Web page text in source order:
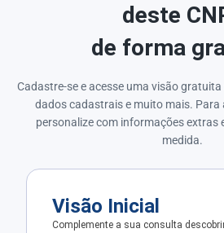
deste
de forma
Cadastre-se e acesse uma visão
dados cadastrais e muito mais. Para
personalize com informações extras
medida.
Visão Inicial
Complemente a sua consulta